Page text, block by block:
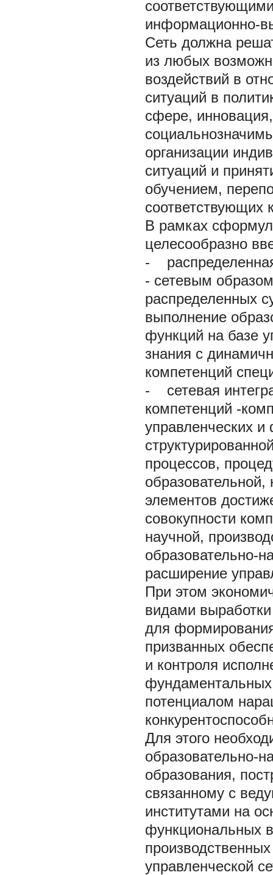
информационно-
Сеть должна
из любых
воздействий в
ситуаций в
сфере,
организации
ситуаций и
обучением,
соответствующих
В рамках
целесообразно
-
- сетевым
распределенных
выполнение
функций на базе
знания с
компетенций
-
сетевая
компетенций -
управленческих
процессов,
образовательной,
элементов
совокупности
научной,
образовательно-
расширение
При этом
видами
для
призванных
и контроля
потенциалом
Для этого
образовательно-
образования,
связанному с
институтами на
функциональных
управленческой